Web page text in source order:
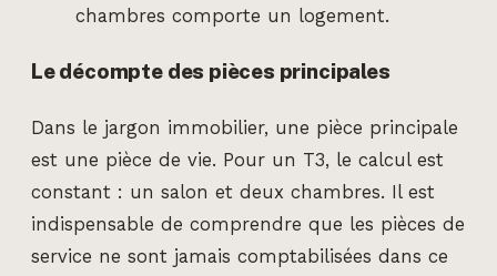
chambres comporte un logement.
Le décompte des pièces principales
Dans le jargon immobilier, une pièce principale
est une pièce de vie. Pour un T3, le calcul est
constant : un salon et deux chambres. Il est
indispensable de comprendre que les pièces de
service ne sont jamais comptabilisées dans ce